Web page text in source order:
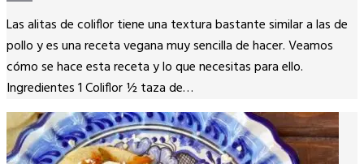
Copy
Link
Las alitas de coliflor tiene una textura bastante similar a las de
pollo y es una receta vegana muy sencilla de hacer. Veamos
cómo se hace esta receta y lo que necesitas para ello.
Ingredientes 1 Coliflor ½ taza de…